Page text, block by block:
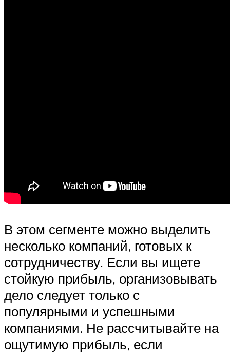
В этом сегменте можно выделить
несколько компаний, готовых к
сотрудничеству. Если вы ищете
стойкую прибыль, организовывать
дело следует только с
популярными и успешными
компаниями. Не рассчитывайте на
ощутимую прибыль, если